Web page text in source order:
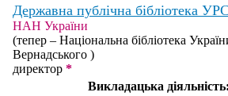
Державна публічна бібліотека
НАН України
(тепер – Національна бібліотека
Вернадського )
директор *
Викладацька